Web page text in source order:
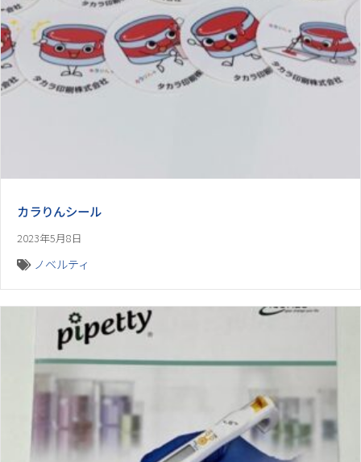
カラりんシール
2023年5月8日
ノベルティ